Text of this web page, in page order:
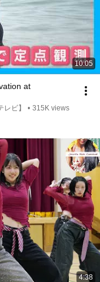
10:05
at
ビ】 • 315K views
4:38